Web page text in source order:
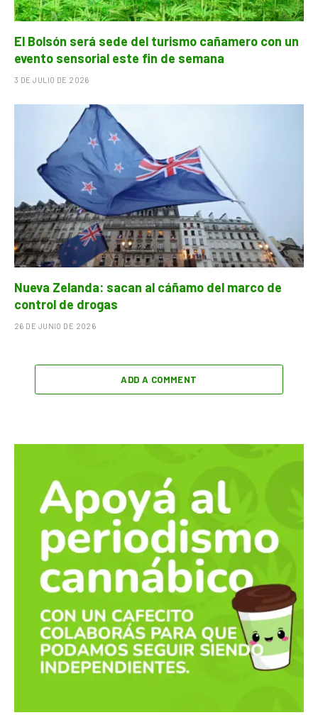
El Bolsón será sede del turismo cañamero con un
evento sensorial este fin de semana
3 DE JULIO DE 2026
Nueva Zelanda: sacan al cáñamo del marco de
control de drogas
26 DE JUNIO DE 2026
ADD A COMMENT